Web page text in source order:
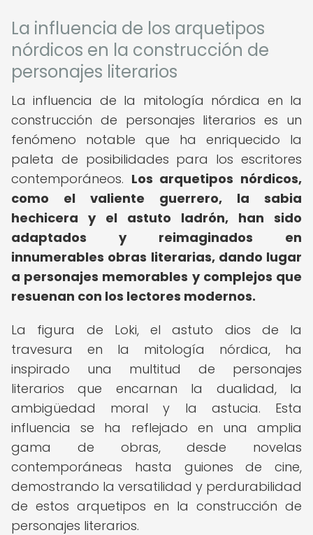
La influencia de los arquetipos
nórdicos en la construcción de
personajes literarios
La influencia de la mitología nórdica en la
construcción de personajes literarios es un
fenómeno notable que ha enriquecido la
paleta de posibilidades para los escritores
contemporáneos. Los arquetipos nórdicos,
como el valiente guerrero, la sabia
hechicera y el astuto ladrón, han sido
adaptados y reimaginados en
innumerables obras literarias, dando lugar
a personajes memorables y complejos que
resuenan con los lectores modernos.
La figura de Loki, el astuto dios de la
travesura en la mitología nórdica, ha
inspirado una multitud de personajes
literarios que encarnan la dualidad, la
ambigüedad moral y la astucia. Esta
influencia se ha reflejado en una amplia
gama de obras, desde novelas
contemporáneas hasta guiones de cine,
demostrando la versatilidad y perdurabilidad
de estos arquetipos en la construcción de
personajes literarios.